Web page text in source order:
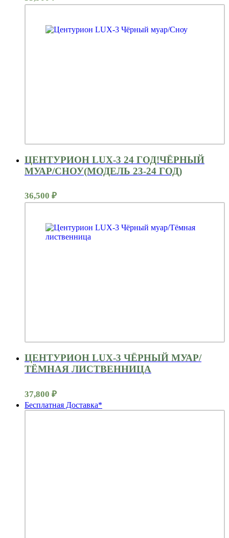
ЦЕНТУРИОН LUX-3 24 ГОД!ЧЁРНЫЙ
МУАР/СНОУ(МОДЕЛЬ 23-24 ГОД)
36,500 ₽
ЦЕНТУРИОН LUX-3 ЧЁРНЫЙ МУАР/
ТЁМНАЯ ЛИСТВЕННИЦА
37,800 ₽
Бесплатная Доставка*